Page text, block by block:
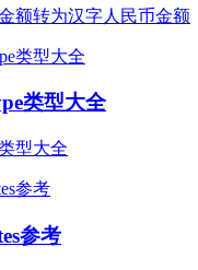
额转为汉字人民币金额
类型大全
型大全
参考